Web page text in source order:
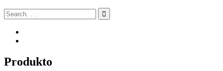
Produkto